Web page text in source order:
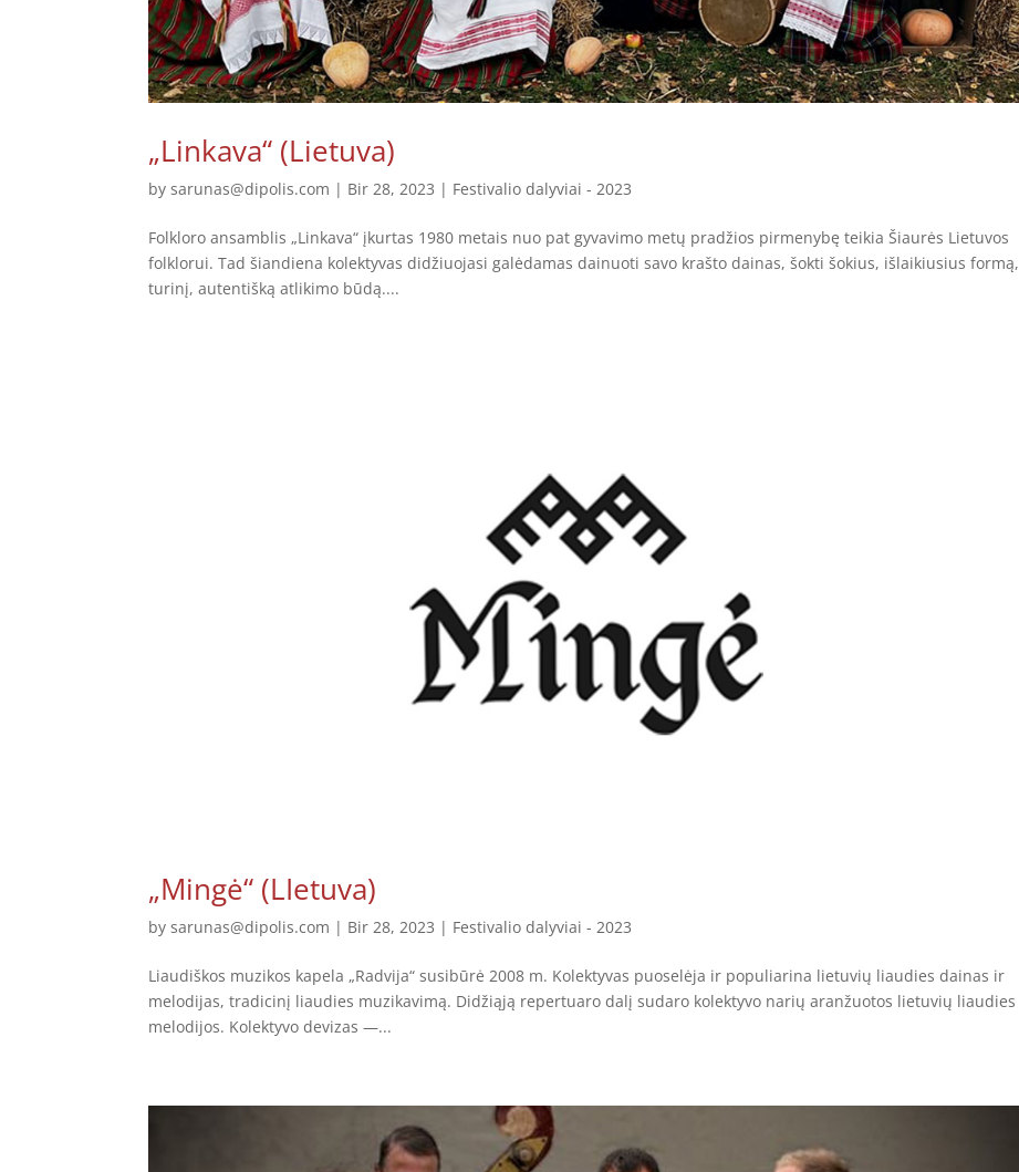
„Linkava“ (Lietuva)
bysarunas@dipolis.com | Bir 28, 2023 | Festivalio dalyviai - 2023
Folkloro ansamblis „Linkava“ įkurtas 1980 metais nuo pat gyvavimo metų pradžios pirmenybę teikia Šiaurės Lietuvos
folklorui. Tad šiandiena kolektyvas didžiuojasi galėdamas dainuoti savo krašto dainas, šokti šokius, išlaikiusius formą,
turinį, autentišką atlikimo būdą....
„Mingė“ (LIetuva)
bysarunas@dipolis.com | Bir 28, 2023 | Festivalio dalyviai - 2023
Liaudiškos muzikos kapela „Radvija“ susibūrė 2008 m. Kolektyvas puoselėja ir populiarina lietuvių liaudies dainas ir
melodijas, tradicinį liaudies muzikavimą. Didžiąją repertuaro dalį sudaro kolektyvo narių aranžuotos lietuvių liaudies
melodijos. Kolektyvo devizas —...